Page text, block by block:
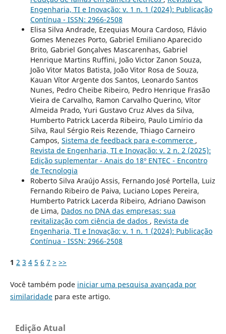
Engenharia, TI e Inovação: v. 1 n. 1 (2024): Publicação
Contínua - ISSN: 2966-2508
Elisa Silva Andrade, Ezequias Moura Cardoso, Flávio
Gomes Menezes Porto, Gabriel Emiliano Aparecido
Brito, Gabriel Gonçalves Mascarenhas, Gabriel
Henrique Martins Ruffini, João Victor Zanon Souza,
João Vitor Matos Batista, João Vitor Rosa de Souza,
Kauan Vítor Argente dos Santos, Leonardo Santos
Nunes, Pedro Cheibe Ribeiro, Pedro Henrique Frasão
Vieira de Carvalho, Ramon Carvalho Querino, Vítor
Almeida Prado, Yuri Gustavo Cruz Alves da Silva,
Humberto Patrick Lacerda Ribeiro, Paulo Limírio da
Silva, Raul Sérgio Reis Rezende, Thiago Carneiro
Campos, Sistema de feedback para e-commerce ,
Revista de Engenharia, TI e Inovação: v. 2 n. 2 (2025):
Edição suplementar - Anais do 18º ENTEC - Encontro
de Tecnologia
Roberto Silva Araújo Assis, Fernando José Portella, Luiz
Fernando Ribeiro de Paiva, Luciano Lopes Pereira,
Humberto Patrick Lacerda Ribeiro, Adriano Dawison
de Lima, Dados no DNA das empresas: sua
revitalização com ciência de dados , Revista de
Engenharia, TI e Inovação: v. 1 n. 1 (2024): Publicação
Contínua - ISSN: 2966-2508
1 2 3 4 5 6 7 > >>
Você também pode iniciar uma pesquisa avançada por
similaridadepara este artigo.
Edição Atual